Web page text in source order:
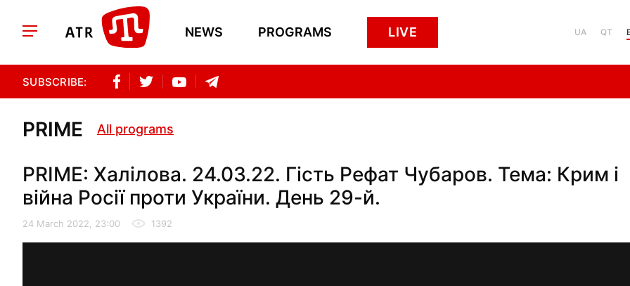
NEWS PROGRAMS LIVE UA QT
SUBSCRIBE:
PRIME All programs
PRIME: Халілова. 24.03.22. Гість Рефат Чубаров. Тема: Крим і
війна Росії проти України. День 29-й.
24 March 2022, 23:00 1392